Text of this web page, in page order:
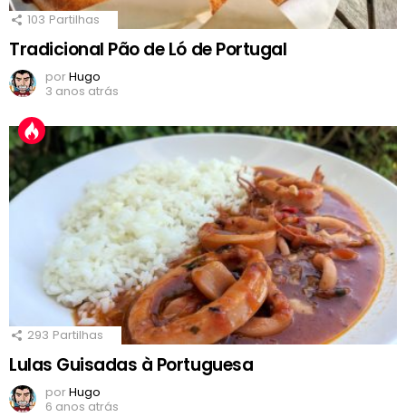
103 Partilhas
Tradicional Pão de Ló de Portugal
porHugo
3 anos atrás
293 Partilhas
Lulas Guisadas à Portuguesa
porHugo
6 anos atrás